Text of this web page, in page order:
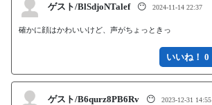
ゲスト/BlSdjoNTalef 😶 2024-11-14 22:37
確かに顔はかわいいけど、声がちょっときっ
いいね！ 0
ゲスト/B6qurz8PB6Rv 😶 2023-12-31 14:55